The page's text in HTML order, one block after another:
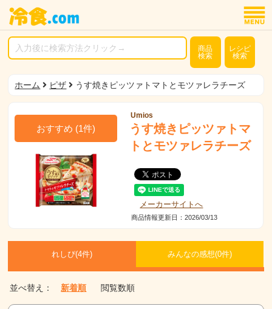
商品
検索
レシピ
検索
ホーム ピザ うす焼きピッツァトマトとモツァレラチーズ
おすすめ (1件)
Umios
うす焼きピッツァトマ
トとモツァレラチーズ
メーカーサイトへ
商品情報更新日：2026/03/13
れしぴ(4件) みんなの感想(0件)
並べ替え： 新着順 閲覧数順